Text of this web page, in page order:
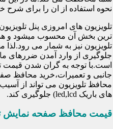
نحوه استفاده از ان را برای شرح
تلویزیون های امروزی پنل
ترین بخش آن محسوب میشود و
تلویزیون نیز به شمار می
جلوگیری از وارد آمدن ضررهای
است.با توجه به گران شدن قیمت
جانبی و تعمیرات،خرید محافظ
محافظ تلویزیون می تواند از
های باریک led,lcd) جلوگیری کند.
قیمت محافظ صفحه نمایش